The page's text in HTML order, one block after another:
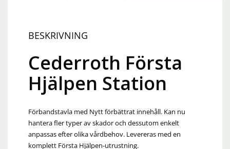
BESKRIVNING
Cederroth Första
Hjälpen Station
Förbandstavla med Nytt förbättrat innehåll. Kan nu
hantera fler typer av skador och dessutom enkelt
anpassas efter olika vårdbehov. Levereras med en
komplett Första Hjälpen-utrustning.